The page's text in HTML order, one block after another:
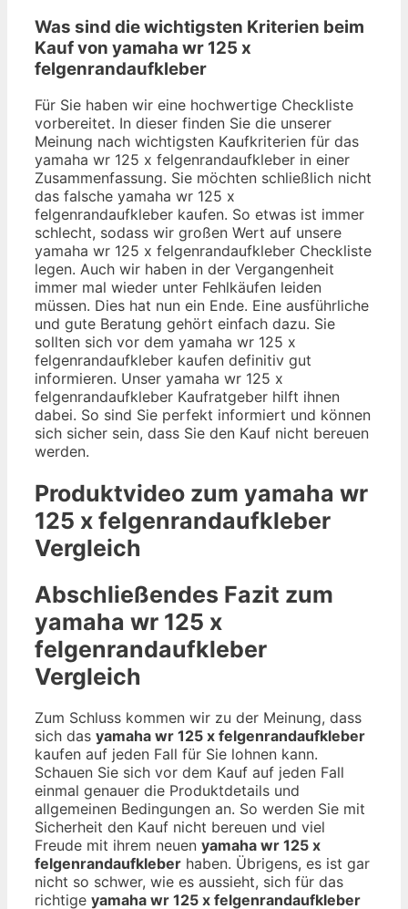
Was sind die wichtigsten Kriterien beim
Kauf von yamaha wr 125 x
felgenrandaufkleber
Für Sie haben wir eine hochwertige Checkliste
vorbereitet. In dieser finden Sie die unserer
Meinung nach wichtigsten Kaufkriterien für das
yamaha wr 125 x felgenrandaufkleber in einer
Zusammenfassung. Sie möchten schließlich nicht
das falsche yamaha wr 125 x
felgenrandaufkleber kaufen. So etwas ist immer
schlecht, sodass wir großen Wert auf unsere
yamaha wr 125 x felgenrandaufkleber Checkliste
legen. Auch wir haben in der Vergangenheit
immer mal wieder unter Fehlkäufen leiden
müssen. Dies hat nun ein Ende. Eine ausführliche
und gute Beratung gehört einfach dazu. Sie
sollten sich vor dem yamaha wr 125 x
felgenrandaufkleber kaufen definitiv gut
informieren. Unser yamaha wr 125 x
felgenrandaufkleber Kaufratgeber hilft ihnen
dabei. So sind Sie perfekt informiert und können
sich sicher sein, dass Sie den Kauf nicht bereuen
werden.
Produktvideo zum yamaha wr
125 x felgenrandaufkleber
Vergleich
Abschließendes Fazit zum
yamaha wr 125 x
felgenrandaufkleber
Vergleich
Zum Schluss kommen wir zu der Meinung, dass
sich das yamaha wr 125 x felgenrandaufkleber
kaufen auf jeden Fall für Sie lohnen kann.
Schauen Sie sich vor dem Kauf auf jeden Fall
einmal genauer die Produktdetails und
allgemeinen Bedingungen an. So werden Sie mit
Sicherheit den Kauf nicht bereuen und viel
Freude mit ihrem neuen yamaha wr 125 x
felgenrandaufkleber haben. Übrigens, es ist gar
nicht so schwer, wie es aussieht, sich für das
richtige yamaha wr 125 x felgenrandaufkleber